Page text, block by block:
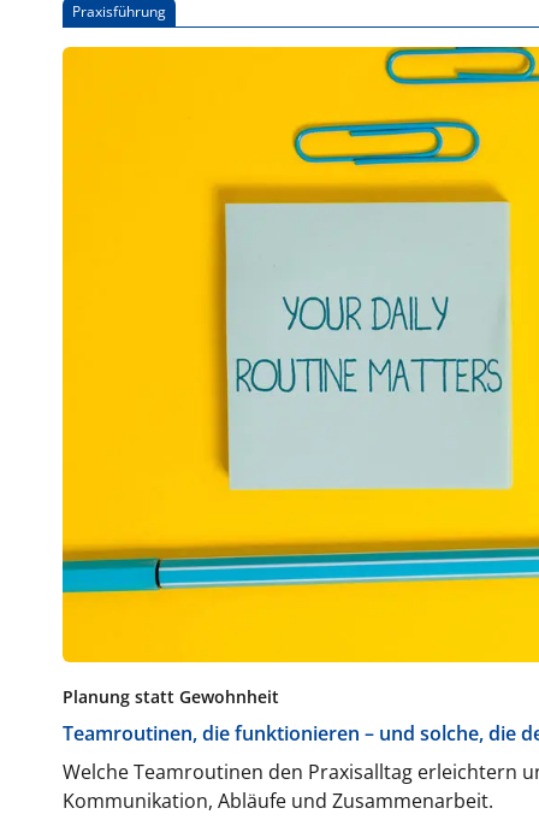
Praxisführung
Planung statt Gewohnheit
Teamroutinen, die funktionieren – und solche, die
Welche Teamroutinen den Praxisalltag erleichtern
Kommunikation, Abläufe und Zusammenarbeit.